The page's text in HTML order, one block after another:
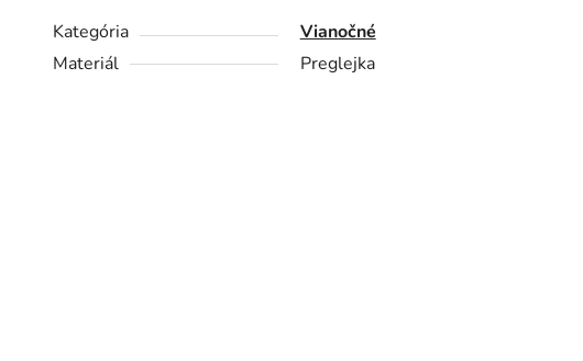
Kategória
Vianočné
Materiál
Preglejka